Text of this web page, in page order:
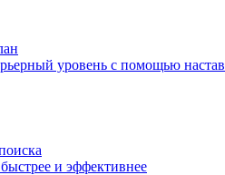
уровень с помощью
и эффективнее